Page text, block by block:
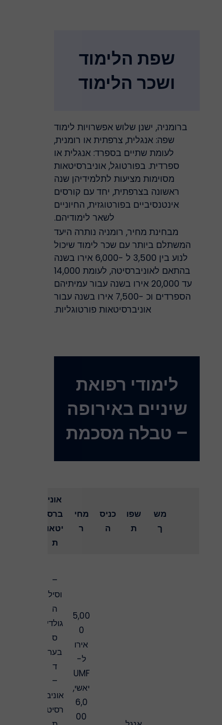
שפת הלימוד
ושכר הלימוד
ברומניה, ישנן שלוש אפשרויות לימוד
שפה: אנגלית, צרפתית או רומנית,
לעומת שתיים בספרד: אנגלית או
ספרדית. בפורטוגל, אוניברסיטאות
מסוימות מציעות לתלמידיהן שנה
ראשונה בצרפתית, יחד עם קורסים
אינטנסיביים בפורטוגזית, החיוניים
לשאר לימודיהם.
מבחינת מחיר, רומניה נותרה היעד
המשתלם ביותר עם שכר לימוד שיכול
לנוע בין 3,500 ל -6,000 אירו בשנה
בהתאם לאוניברסיטה, לעומת 14,000
עד 20,000 אירו בשנה עבור עמיתיהם
הספרדים וכ -7,500 אירו בשנה עבור
אוניברסיטאות פורטוגליות.
לימודי רפואת
שיניים באירופה
– טבלה מסכמת
מש
שפו
כניס
מחי
אוני
ברס
יטאו
5,00
אירו
UMF
יאשי,
6,0
וסיל
גולדי
בער
אוניב
רסיט